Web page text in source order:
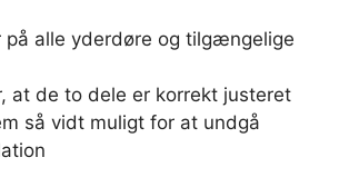
på alle yderdøre og tilgængelige
at de to dele er korrekt justeret
så vidt muligt for at undgå